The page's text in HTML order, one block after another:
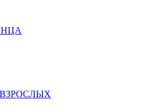
ВЗРОСЛЫХ